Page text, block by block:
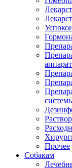
Прочее
Собакам